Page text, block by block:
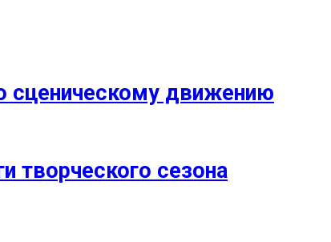
сценическому движению
творческого сезона